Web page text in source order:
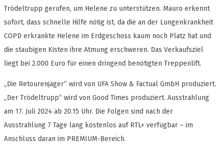
Trödeltrupp gerufen, um Helene zu unterstützen. Mauro erkennt
sofort, dass schnelle Hilfe nötig ist, da die an der Lungenkrankheit
COPD erkrankte Helene im Erdgeschoss kaum noch Platz hat und
die staubigen Kisten ihre Atmung erschweren. Das Verkaufsziel
liegt bei 2.000 Euro für einen dringend benötigten Treppenlift.
„Die Retourenjäger“ wird von UFA Show & Factual GmbH produziert.
„Der Trödeltrupp“ wird von Good Times produziert. Ausstrahlung
am 17. Juli 2024 ab 20.15 Uhr. Die Folgen sind nach der
Ausstrahlung 7 Tage lang kostenlos auf RTL+ verfügbar – im
Anschluss daran im PREMIUM-Bereich.